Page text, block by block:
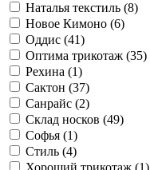
Наталья текстиль (8)
Новое Кимоно (6)
Оддис (41)
Оптима трикотаж (35)
Рехина (1)
Сактон (37)
Санрайс (2)
Склад носков (49)
Софья (1)
Стиль (4)